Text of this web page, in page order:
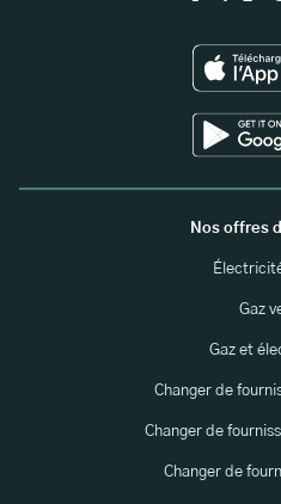
Nos offres
Gaz
Gaz et
Changer de
Changer de
Changer de